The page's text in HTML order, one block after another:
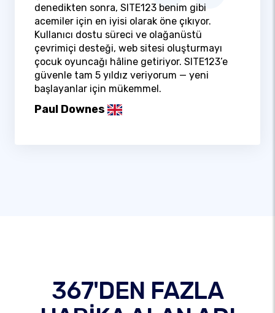
denedikten sonra, SITE123 benim gibi
acemiler için en iyisi olarak öne çıkıyor.
Kullanıcı dostu süreci ve olağanüstü
çevrimiçi desteği, web sitesi oluşturmayı
çocuk oyuncağı hâline getiriyor. SITE123’e
güvenle tam 5 yıldız veriyorum — yeni
başlayanlar için mükemmel.
Paul Downes
367'DEN FAZLA